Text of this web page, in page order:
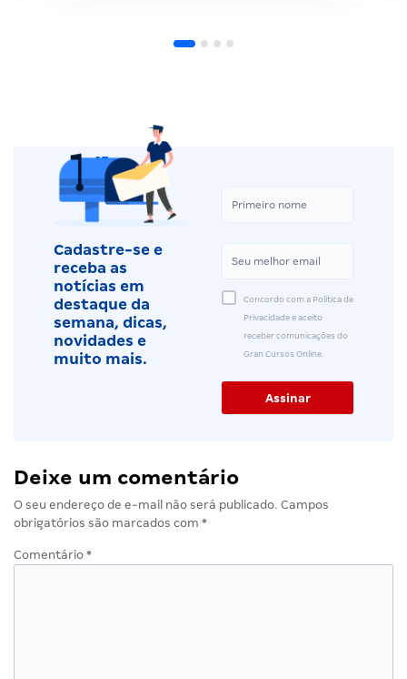
Cadastre-se e
receba as
notícias em
destaque da
semana, dicas,
novidades e
muito mais.
Concordo com a Política de
Privacidade e aceito
receber comunicações do
Gran Cursos Online.
Deixe um comentário
O seu endereço de e-mail não será publicado. Campos
obrigatórios são marcados com *
Comentário *